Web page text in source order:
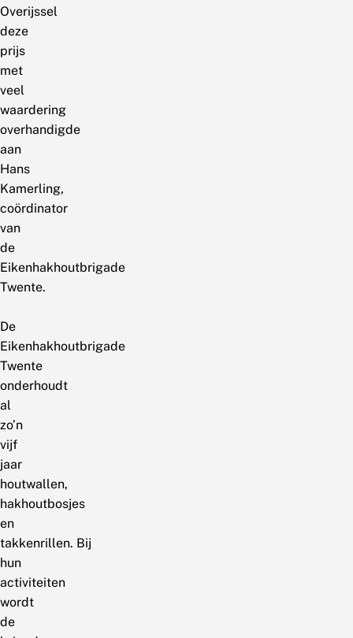
Overijssel
deze
prijs
met
veel
waardering
overhandigde
aan
Hans
Kamerling,
coördinator
van
de
Eikenhakhoutbrigade
Twente.
De
Eikenhakhoutbrigade
Twente
onderhoudt
al
zo’n
vijf
jaar
houtwallen,
hakhoutbosjes
en
takkenrillen. Bij
hun
activiteiten
wordt
de